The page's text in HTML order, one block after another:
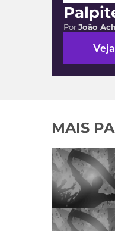
PorJoão
MAIS